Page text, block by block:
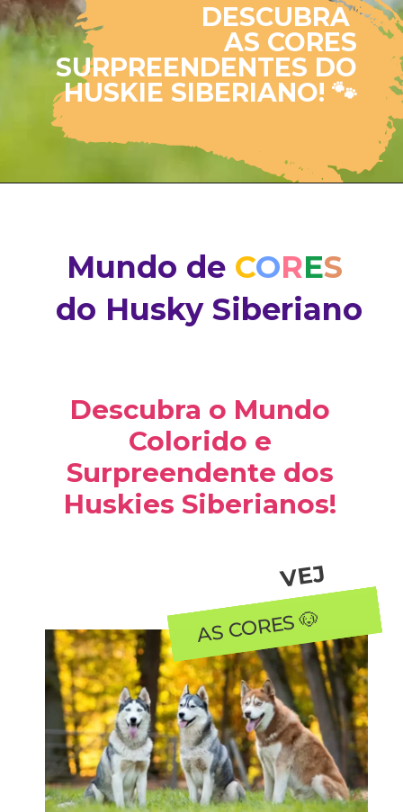
DESCUBRA
AS CORES
SURPREENDENTES DO
HUSKIE SIBERIANO! 🐾
Mundo de CORES
do Husky Siberiano
V
EJ
A
AS CORES 🐶
Descubra o Mundo
Colorido e
Surpreendente dos
Huskies Siberianos!